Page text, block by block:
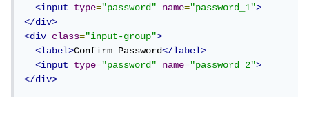
<input
type="password" name="password_1">
</div>
<div
class="input-group">
<label>Confirm Password</label>
<input
type="password" name="password_2">
</div>